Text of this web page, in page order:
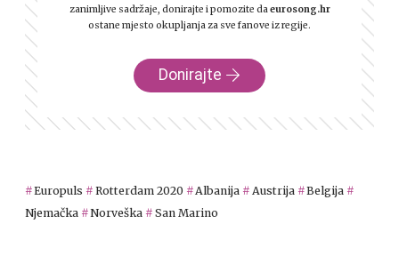
zanimljive sadržaje, donirajte i pomozite da eurosong.hr
ostane mjesto okupljanja za sve fanove iz regije.
Donirajte
Europuls Rotterdam 2020 Albanija Austrija
Belgija
Njemačka
Norveška San Marino